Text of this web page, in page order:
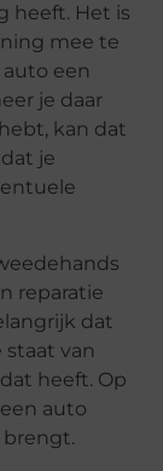
heeft. Het is
mee te
een
je daar
kan dat
je
reparatie
dat
staat van
heeft. Op
auto